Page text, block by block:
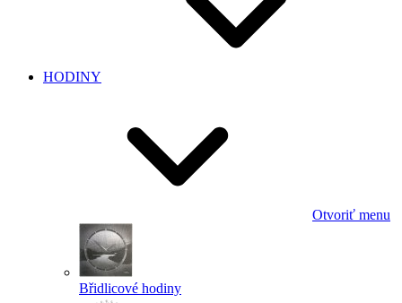
HODINY
Otvoriť menu
Břidlicové hodiny